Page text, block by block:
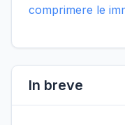
comprimere le
In breve